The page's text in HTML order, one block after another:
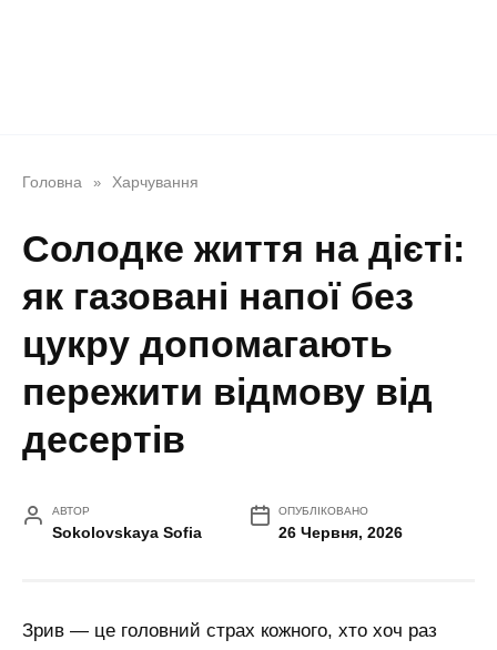
Головна » Харчування
Солодке життя на дієті:
як газовані напої без
цукру допомагають
пережити відмову від
десертів
АВТОР
Sokolovskaya Sofia
ОПУБЛІКОВАНО
26 Червня, 2026
Зрив — це головний страх кожного, хто хоч раз